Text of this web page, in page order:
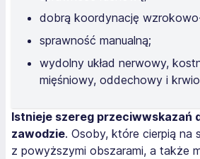
dobrą koordynację
sprawność manualną;
wydolny układ nerwowy,
mięśniowy, oddechowy i
Istnieje szereg przeciwwskazań
zawodzie. Osoby, które cierpią na
z powyższymi obszarami, a także